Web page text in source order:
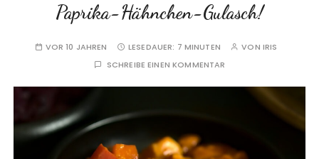
Paprika-Hähnchen-Gulasch!
VOR 10 JAHREN LESEDAUER: 7 MINUTEN VON IRIS
SCHREIBE EINEN KOMMENTAR